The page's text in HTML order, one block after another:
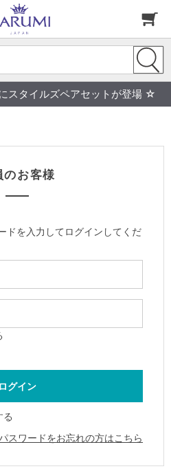
スタイルズペアセットが登場 ☆
のお客様
ドを入力してログインしてくだ
る
スワードをお忘れの方はこちら